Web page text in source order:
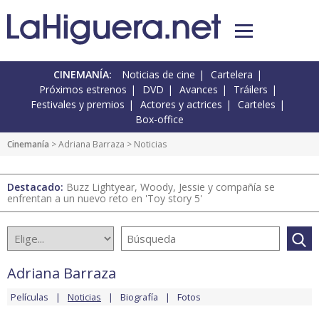
CINEMANÍA: Noticias de cine
Cartelera
Próximos estrenos
DVD Avances
Tráilers
Festivales y premios
Actores y actrices
Carteles
Box-office
Cinemanía >Adriana Barraza > Noticias
Destacado: Buzz Lightyear, Woody, Jessie y compañía se
enfrentan a un nuevo reto en 'Toy story 5'
Adriana Barraza
Películas Noticias Biografía Fotos